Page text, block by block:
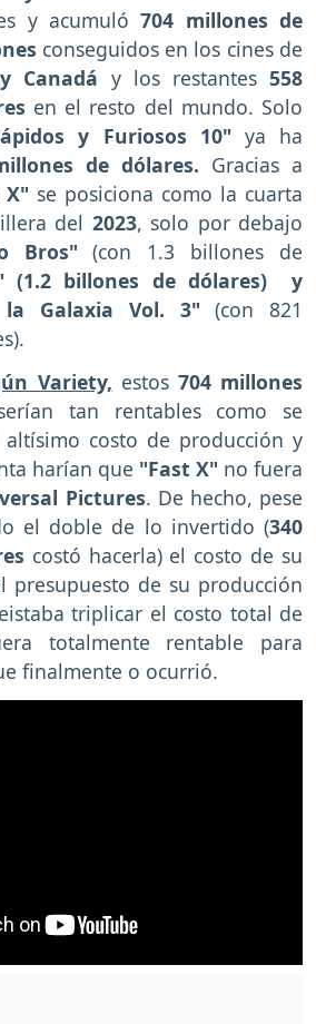
y acumuló704 millones de
conseguidos en los cines de
Canadá y los restantes558
en el resto del mundo. Solo
y Furiosos 10" ya ha
de dólares. Gracias a
X" se posiciona como la cuarta
del 2023, solo por debajo
Bros" (con 1.3 billones de
(1.2 billones de dólares)
y
la Galaxia Vol. 3" (con 821
Variety, estos 704 millones
tan rentables como se
costo de producción y
harían que "Fast X" no fuera
Pictures. De hecho, pese
el doble de lo invertido (340
costó hacerla) el costo de su
presupuesto de su producción
triplicar el costo total de
totalmente rentable para
finalmente o ocurrió.